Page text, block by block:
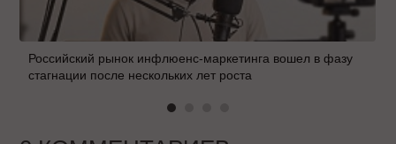
Российский рынок инфлюенс-маркетинга вошел в фазу
стагнации после нескольких лет роста